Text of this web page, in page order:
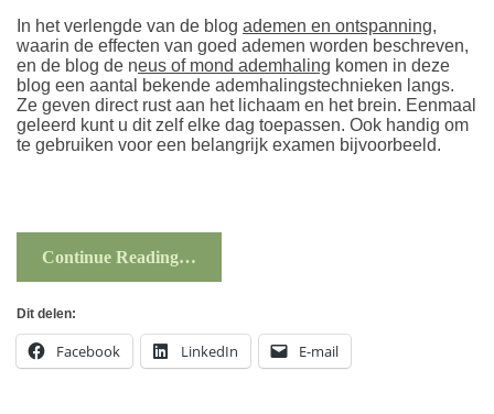
In het verlengde van de blog ademen en ontspanning,
waarin de effecten van goed ademen worden beschreven,
en de blog de neus of mond ademhaling komen in deze
blog een aantal bekende ademhalingstechnieken langs.
Ze geven direct rust aan het lichaam en het brein. Eenmaal
geleerd kunt u dit zelf elke dag toepassen. Ook handig om
te gebruiken voor een belangrijk examen bijvoorbeeld.
Continue Reading…
Dit delen:
Facebook LinkedIn E-mail